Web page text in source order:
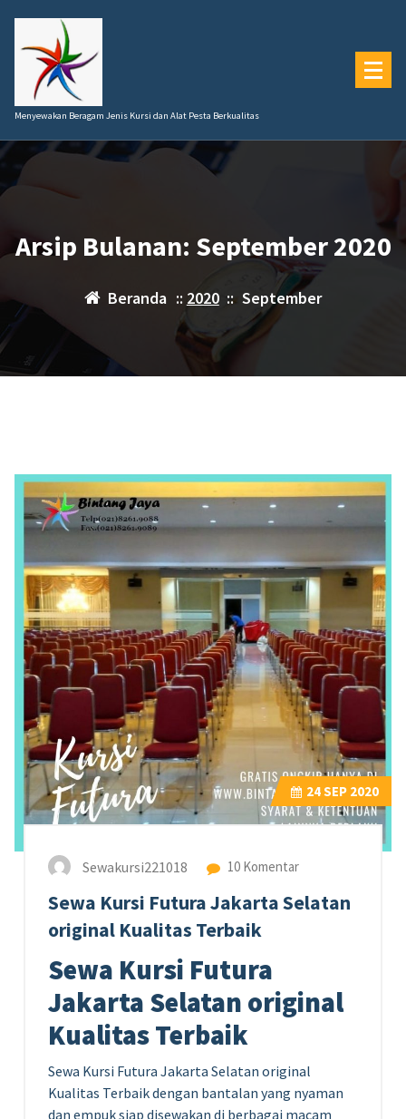
konten
Menyewakan Beragam Jenis Kursi dan Alat Pesta Berkualitas
Arsip Bulanan: September 2020
Beranda :: 2020:: September
24SEP 2020
Sewakursi221018 10 Komentar
Sewa Kursi Futura Jakarta Selatan
original Kualitas Terbaik
Sewa Kursi Futura
Jakarta Selatan original
Kualitas Terbaik
Sewa Kursi Futura Jakarta Selatan original
Kualitas Terbaik dengan bantalan yang nyaman
dan empuk siap disewakan di berbagai macam